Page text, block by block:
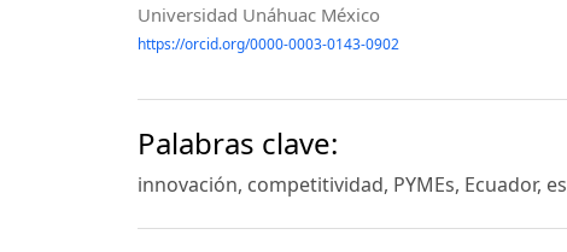
Universidad Unáhuac México
https://orcid.org/0000-0003-0143-0902
Palabras clave:
innovación, competitividad, PYMEs, Ecuador,